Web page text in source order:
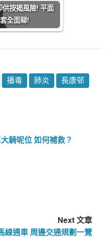
供按揭風險! 平面
全面睇!
播毒 肺炎 長康邨
騎呢位 如何補救？
Next 文章
線通車 周邊交通規劃一覽